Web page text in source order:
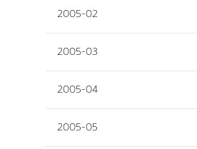
2005-02
2005-03
2005-04
2005-05